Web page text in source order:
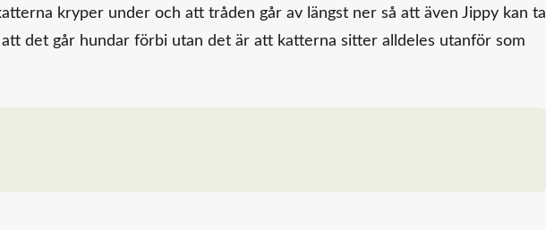
kryper under och att tråden går av längst ner så att även Jippy kan ta
det går hundar förbi utan det är att katterna sitter alldeles utanför som